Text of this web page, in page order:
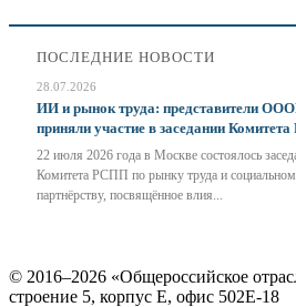
ПОСЛЕДНИЕ НОВОСТИ
28.07.2026
ИИ и рынок труда: представители
приняли участие в заседании
22 июля 2026 года в Москве состоялось
Комитета РСПП по рынку труда и
партнёрству, посвящённое влия...
© 2016–2026 «Общероссийское
строение 5, корпус Е, офис 502Е-18